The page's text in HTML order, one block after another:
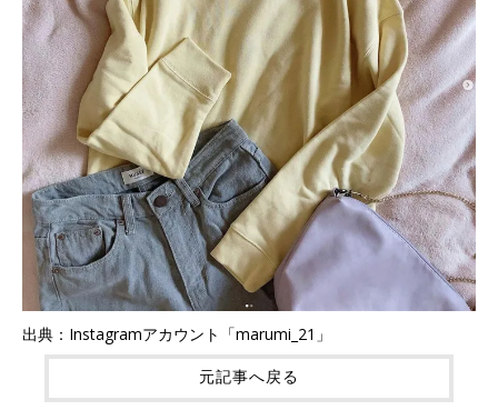
出典：Instagramアカウント「marumi_21」
元記事へ戻る